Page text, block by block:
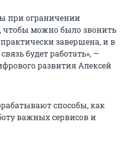
при ограничении
чтобы можно было звонить
завершена, и в
будет работать», —
развития Алексей
способы, как
важных сервисов и